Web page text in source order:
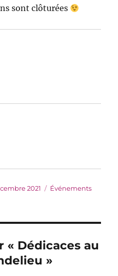
sont clôturées
2021 Catégories
Événements
« Dédicaces au
»